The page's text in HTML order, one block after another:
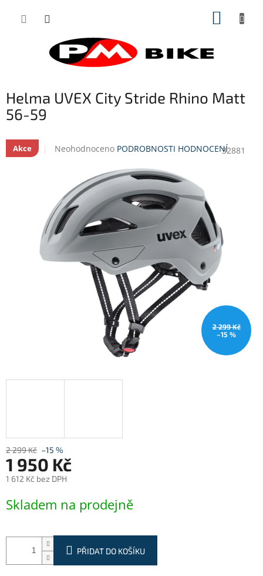
Helma UVEX City Stride Rhino Matt
56-59
32881
Akce
Průměrné
0,0
z
5
hvězdiček.
Neohodnoceno PODROBNOSTI HODNOCENÍ
2 299 Kč
–15 %
2 299 Kč –15 %
1 950 Kč
1 612 Kč bez DPH
cena:
Skladem na prodejně
PŘIDAT DO KOŠÍKU